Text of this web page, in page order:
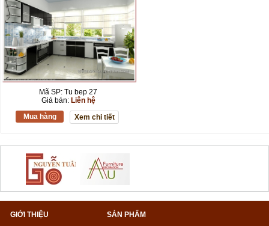
Mã SP: Tu bep 27
Giá bán: Liên hệ
Mua hàng
Xem chi tiết
GIỚI THIỆU
SẢN PHẨM